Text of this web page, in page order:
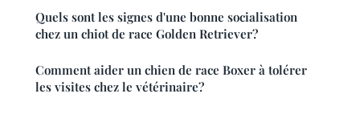
Quels sont les signes d'une bonne socialisation
chez un chiot de race Golden Retriever?
Comment aider un chien de race Boxer à tolérer
les visites chez le vétérinaire?